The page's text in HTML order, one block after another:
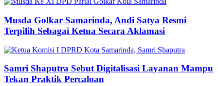
Musda Golkar Samarinda, Andi Satya Resmi
Terpilih Sebagai Ketua Secara Aklamasi
Samri Shaputra Sebut Digitalisasi Layanan Mampu
Tekan Praktik Percaloan